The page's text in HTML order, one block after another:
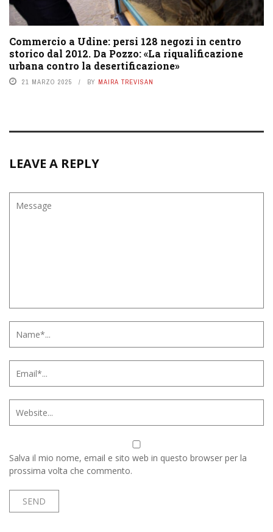
Commercio a Udine: persi 128 negozi in centro
storico dal 2012. Da Pozzo: «La riqualificazione
urbana contro la desertificazione»
21 MARZO 2025 BY MAIRA TREVISAN
LEAVE A REPLY
Salva il mio nome, email e sito web in questo browser per la
prossima volta che commento.